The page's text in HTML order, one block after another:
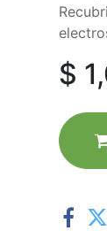
$